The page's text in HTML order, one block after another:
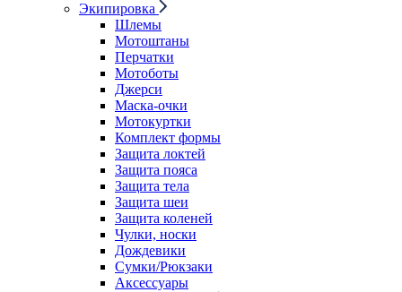
Экипировка
Шлемы
Мотоштаны
Перчатки
Мотоботы
Джерси
Маска-очки
Мотокуртки
Комплект формы
Защита локтей
Защита пояса
Защита тела
Защита шеи
Защита коленей
Чулки, носки
Дождевики
Сумки/Рюкзаки
Аксессуары